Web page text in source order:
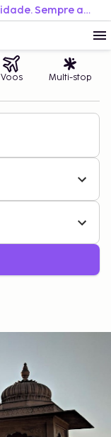
Reserve facilmente. Viaje com flexibilidade. Sempre ao melhor preço.
Voos Multi-stop